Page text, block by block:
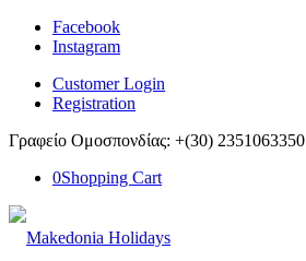
Facebook
Instagram
Customer Login
Registration
Γραφείο Ομοσπονδίας: +(30) 2351063350
0Shopping Cart